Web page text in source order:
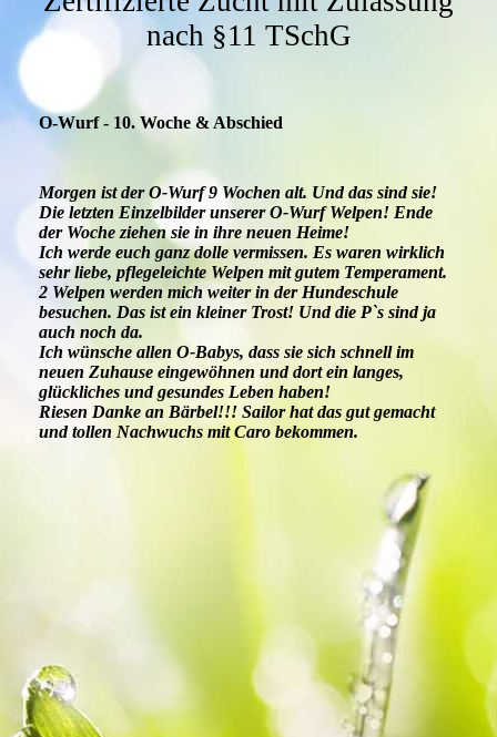
nach §11 TSchG
O-Wurf - 10. Woche & Abschied
Morgen ist der O-Wurf 9 Wochen alt. Und das sind sie!
Die letzten Einzelbilder unserer O-Wurf Welpen! Ende
der Woche ziehen sie in ihre neuen Heime!
Ich werde euch ganz dolle vermissen. Es waren wirklich
sehr liebe, pflegeleichte Welpen mit gutem Temperament.
2 Welpen werden mich weiter in der Hundeschule
besuchen. Das ist ein kleiner Trost! Und die P`s sind ja
auch noch da.
Ich wünsche allen O-Babys, dass sie sich schnell im
neuen Zuhause eingewöhnen und dort ein langes,
glückliches und gesundes Leben haben!
Riesen Danke an Bärbel!!! Sailor hat das gut gemacht
und tollen Nachwuchs mit Caro bekommen.